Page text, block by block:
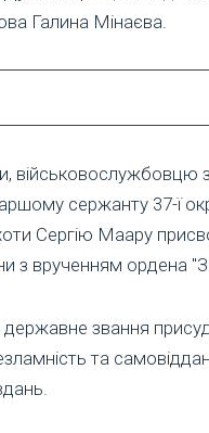
Галина Мінаєва.
військовослужбовцю з
сержанту 37-ї
Сергію Маару
з врученням ордена
звання
та